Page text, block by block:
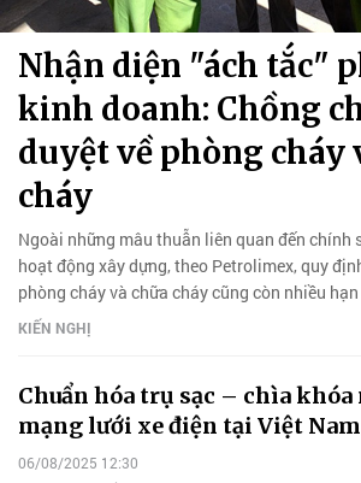
Nhận diện "ách tắc"
kinh doanh: Chồng
duyệt về phòng cháy
cháy
Ngoài những mâu thuẫn liên quan đến chính
hoạt động xây dựng, theo Petrolimex, quy
phòng cháy và chữa cháy cũng còn nhiều
KIẾN NGHỊ
Chuẩn hóa trụ sạc – chìa
mạng lưới xe điện tại Việt Nam
06/08/2025 12:30